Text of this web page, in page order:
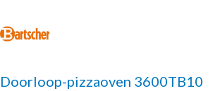
Doorloop-pizzaoven 3600TB10